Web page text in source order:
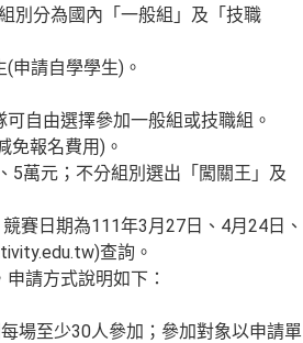
別分為國內「一般組」及「技職
申請自學學生)。
自由選擇參加一般組或技職組。
免報名費用)。
5萬元；不分組別選出「闖關王」及
賽日期為111年3月27日、4月24日、
查詢。
請方式說明如下：
場至少30人參加；參加對象以申請單